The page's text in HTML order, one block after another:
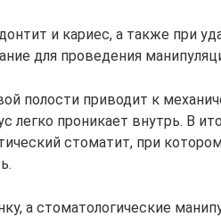
и кариес, а также при
для проведения
полости приводит к
легко проникает внутрь. В
стоматит, при
а стоматологические